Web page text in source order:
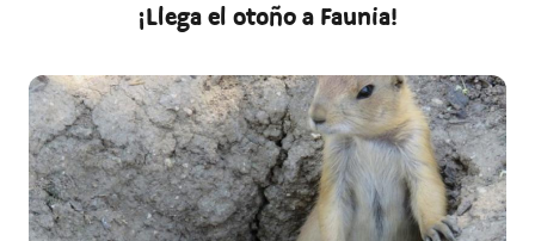
¡Llega el otoño a Faunia!